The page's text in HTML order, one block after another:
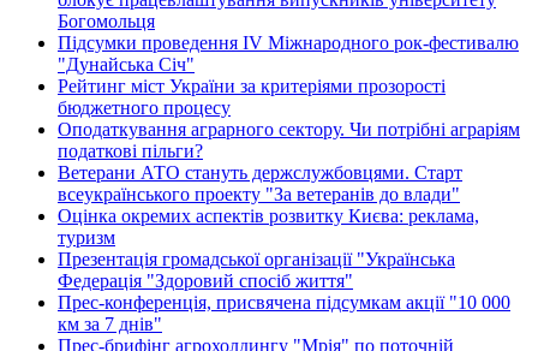
Богомольця
Підсумки проведення IV Міжнародного рок-фестивалю
"Дунайська Січ"
Рейтинг міст України за критеріями прозорості
бюджетного процесу
Оподаткування аграрного сектору. Чи потрібні аграріям
податкові пільги?
Ветерани АТО стануть держслужбовцями. Старт
всеукраїнського проекту "За ветеранів до влади"
Оцінка окремих аспектів розвитку Києва: реклама,
туризм
Презентація громадської організації "Українська
Федерація "Здоровий спосіб життя"
Прес-конференція, присвячена підсумкам акції "10 000
км за 7 днів"
Прес-брифінг агрохолдингу "Мрія" по поточній